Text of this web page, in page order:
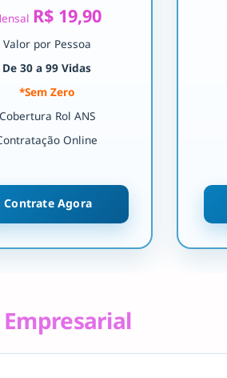
R$ 19,90
Valor por Pessoa
De 30 a 99 Vidas
*Sem Zero
Cobertura Rol ANS
Online
Contrate Agora